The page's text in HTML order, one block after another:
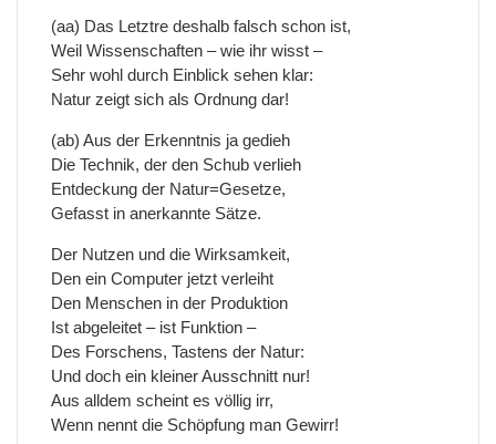
(aa) Das Letztre deshalb falsch schon ist,
Weil Wissenschaften – wie ihr wisst –
Sehr wohl durch Einblick sehen klar:
Natur zeigt sich als Ordnung dar!
(ab) Aus der Erkenntnis ja gedieh
Die Technik, der den Schub verlieh
Entdeckung der Natur=Gesetze,
Gefasst in anerkannte Sätze.
Der Nutzen und die Wirksamkeit,
Den ein Computer jetzt verleiht
Den Menschen in der Produktion
Ist abgeleitet – ist Funktion –
Des Forschens, Tastens der Natur:
Und doch ein kleiner Ausschnitt nur!
Aus alldem scheint es völlig irr,
Wenn nennt die Schöpfung man Gewirr!